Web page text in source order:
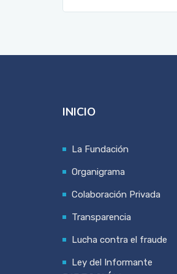
INICIO
La Fundación
Organigrama
Colaboración Privada
Transparencia
Lucha contra el fraude
Ley del Informante